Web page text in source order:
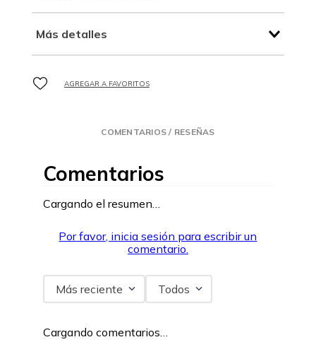
Más detalles
COMENTARIOS / RESEÑAS
Comentarios
Cargando el resumen…
Por favor, inicia sesión para escribir un
comentario.
Más reciente Todos
Cargando comentarios…